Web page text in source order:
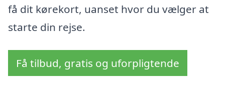
få dit kørekort, uanset hvor du vælger at
starte din rejse.
Få tilbud, gratis og uforpligtende